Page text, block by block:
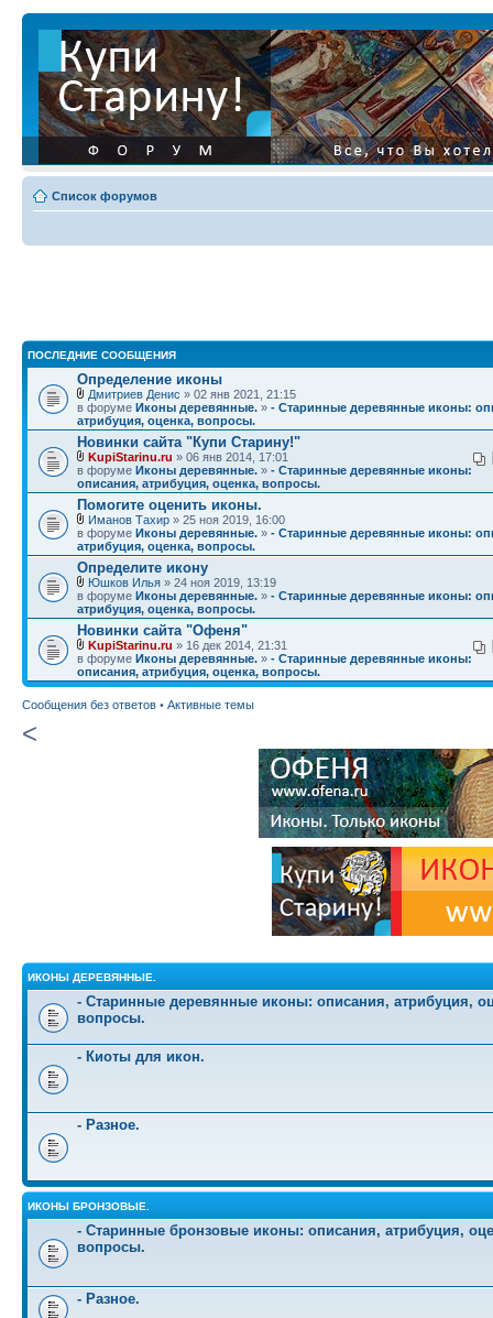
Список форумов
ПОСЛЕДНИЕ СООБЩЕНИЯ
Определение иконы
Дмитриев Денис » 02 янв 2021, 21:15
в форуме Иконы деревянные. » - Старинные деревянные иконы:
атрибуция, оценка, вопросы.
Новинки сайта "Купи Старину!"
KupiStarinu.ru » 06 янв 2014, 17:01
в форуме Иконы деревянные. » - Старинные деревянные иконы:
описания, атрибуция, оценка, вопросы.
Помогите оценить иконы.
Иманов Тахир » 25 ноя 2019, 16:00
в форуме Иконы деревянные. » - Старинные деревянные иконы:
атрибуция, оценка, вопросы.
Определите икону
Юшков Илья » 24 ноя 2019, 13:19
в форуме Иконы деревянные. » - Старинные деревянные иконы:
атрибуция, оценка, вопросы.
Новинки сайта "Офеня"
KupiStarinu.ru » 16 дек 2014, 21:31
в форуме Иконы деревянные. » - Старинные деревянные иконы:
описания, атрибуция, оценка, вопросы.
Сообщения без ответов • Активные темы
<
ИКОНЫ ДЕРЕВЯННЫЕ.
- Старинные деревянные иконы: описания, атрибуция,
вопросы.
- Киоты для икон.
- Разное.
ИКОНЫ БРОНЗОВЫЕ.
- Старинные бронзовые иконы: описания, атрибуция,
вопросы.
- Разное.